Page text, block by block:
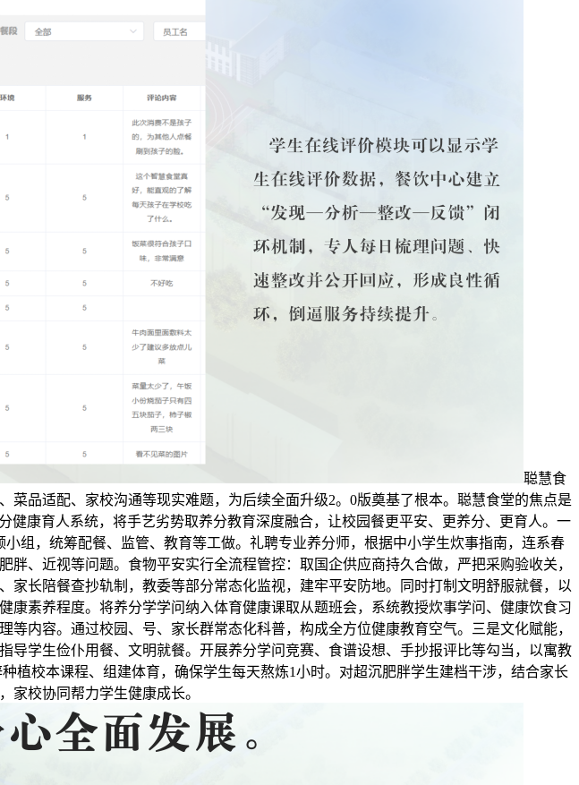
聪慧食
品适配、家校沟通等现实难题，为后续全面升级2。0版奠基了根本。聪慧食堂的焦点是
康育人系统，将手艺劣势取养分教育深度融合，让校园餐更平安、更养分、更育人。一
组，统筹配餐、监管、教育等工做。礼聘专业养分师，根据中小学生炊事指南，连系春
、近视等问题。食物平安实行全流程管控：取国企供应商持久合做，严把采购验收关，
长陪餐查抄轨制，教委等部分常态化监视，建牢平安防地。同时打制文明舒服就餐，以
素养程度。将养分学学问纳入体育健康课取从题班会，系统教授炊事学问、健康饮食习
内容。通过校园、号、家长群常态化科普，构成全方位健康教育空气。三是文化赋能，
学生俭仆用餐、文明就餐。开展养分学问竞赛、食谱设想、手抄报评比等勾当，以寓教
植校本课程、组建体育，确保学生每天熬炼1小时。对超沉肥胖学生建档干涉，结合家长
家校协同帮力学生健康成长。